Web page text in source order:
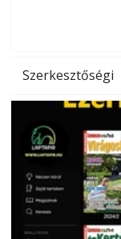
Szerkesztőségi